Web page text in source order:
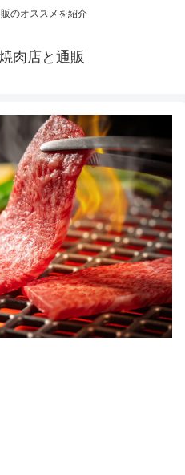
のオススメを紹介
肉店と通販